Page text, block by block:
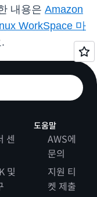
내용은 Amazon
WorkSpace 마
센
및
도움말
AWS에
문의
지원 티
켓 제출